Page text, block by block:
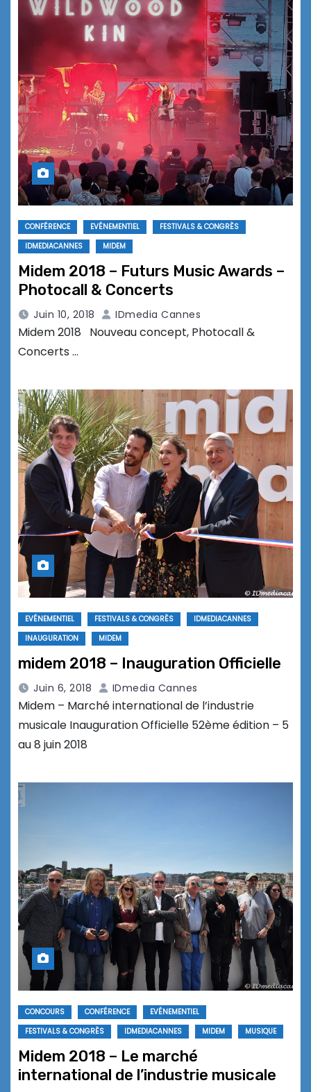
CONFÉRENCE EVÉNEMENTIEL
FESTIVALS & CONGRÈS
IDMEDIACANNES
MIDEM
Midem 2018 – Futurs Music Awards –
Photocall & Concerts
Juin 10, 2018 IDmedia Cannes
Midem 2018 Nouveau concept, Photocall &
Concerts …
EVÉNEMENTIEL FESTIVALS & CONGRÈS
IDMEDIACANNES
INAUGURATION
MIDEM
midem 2018 – Inauguration Officielle
Juin 6, 2018 IDmedia Cannes
Midem – Marché international de l’industrie
musicale Inauguration Officielle 52ème édition – 5
au 8 juin 2018
CONCOURS CONFÉRENCE
EVÉNEMENTIEL
FESTIVALS & CONGRÈS
IDMEDIACANNES MIDEM MUSIQUE
Midem 2018 – Le marché
international de l’industrie musicale